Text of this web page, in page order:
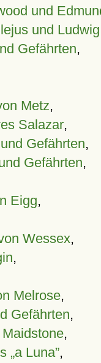
und
und
Gefährten,
Metz,
Salazar,
Gefährten,
Gefährten,
Eigg,
Wessex,
,
Melrose,
Gefährten,
,
„a Luna”,